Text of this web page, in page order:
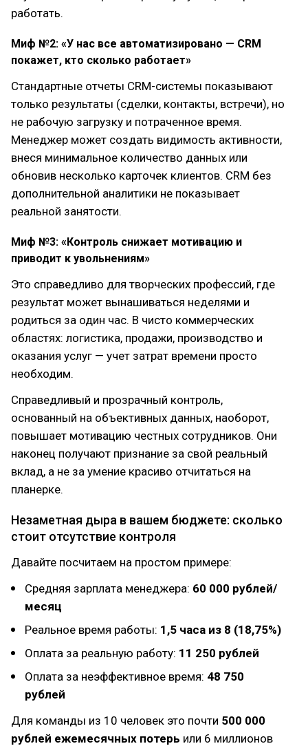
работать.
Миф №2: «У нас все автоматизировано — CRM
покажет, кто сколько работает»
Стандартные отчеты CRM-системы показывают
только результаты (сделки, контакты, встречи), но
не рабочую загрузку и потраченное время.
Менеджер может создать видимость активности,
внеся минимальное количество данных или
обновив несколько карточек клиентов. CRM без
дополнительной аналитики не показывает
реальной занятости.
Миф №3: «Контроль снижает мотивацию и
приводит к увольнениям»
Это справедливо для творческих профессий, где
результат может вынашиваться неделями и
родиться за один час. В чисто коммерческих
областях: логистика, продажи, производство и
оказания услуг — учет затрат времени просто
необходим.
Справедливый и прозрачный контроль,
основанный на объективных данных, наоборот,
повышает мотивацию честных сотрудников. Они
наконец получают признание за свой реальный
вклад, а не за умение красиво отчитаться на
планерке.
Незаметная дыра в вашем бюджете: сколько
стоит отсутствие контроля
Давайте посчитаем на простом примере:
Средняя зарплата менеджера: 60 000 рублей/
месяц
Реальное время работы: 1,5 часа из 8 (18,75%)
Оплата за реальную работу: 11 250 рублей
Оплата за неэффективное время: 48 750
рублей
Для команды из 10 человек это почти 500 000
рублей ежемесячных потерь или 6 миллионов